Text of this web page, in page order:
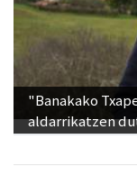
"Banakako
aldarrikatzen